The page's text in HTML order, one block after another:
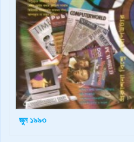
জুন ১৯৯৩